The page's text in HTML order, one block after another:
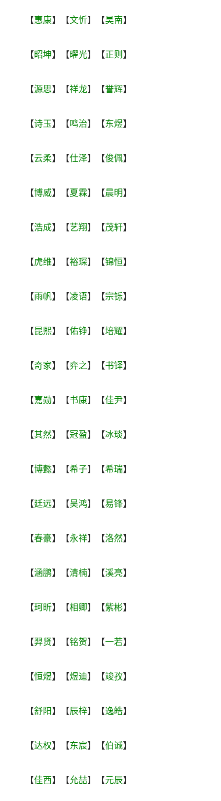
【惠康】【文忻】【昊南】
【昭坤】【曜光】【正则】
【源思】【祥龙】【誉辉】
【诗玉】【鸣治】【东煜】
【云柔】【仕泽】【俊佩】
【博威】【夏霖】【晨明】
【浩成】【艺翔】【茂轩】
【虎维】【裕琛】【锦恒】
【雨帆】【凌语】【宗铄】
【昆熙】【佑铮】【培耀】
【奇家】【弈之】【书铎】
【嘉勋】【书康】【佳尹】
【其然】【冠盈】【冰琰】
【博懿】【希子】【希瑞】
【廷远】【昊鸿】【易锋】
【春豪】【永祥】【洛然】
【涵鹏】【清楠】【溪亮】
【珂昕】【相卿】【紫彬】
【羿贤】【铭贺】【一若】
【恒煜】【煜迪】【竣孜】
【舒阳】【辰梓】【逸皓】
【达权】【东宸】【伯诚】
【佳西】【允喆】【元辰】